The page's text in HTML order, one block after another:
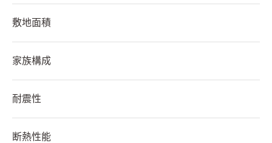
敷地面積
家族構成
耐震性
断熱性能